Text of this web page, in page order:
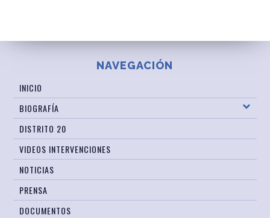
NAVEGACIÓN
INICIO
BIOGRAFÍA
DISTRITO 20
VIDEOS INTERVENCIONES
NOTICIAS
PRENSA
DOCUMENTOS